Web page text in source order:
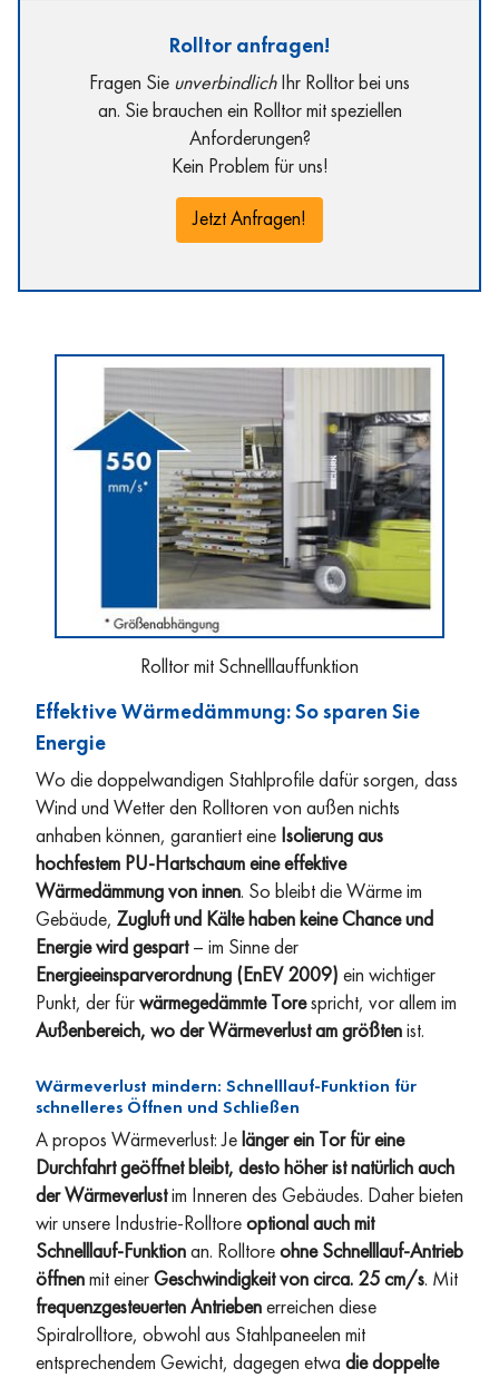
Rolltor anfragen!
Fragen Sie unverbindlichIhr Rolltor bei uns
an. Sie brauchen ein Rolltor mit speziellen
Anforderungen?
Kein Problem für uns!
Jetzt Anfragen!
Rolltor mit Schnelllauffunktion
Effektive Wärmedämmung: So sparen Sie
Energie
Wo die doppelwandigen Stahlprofile dafür sorgen, dass
Wind und Wetter den Rolltoren von außen nichts
anhaben können, garantiert eine Isolierung aus
hochfestem PU-Hartschaum eine effektive
Wärmedämmung von innen. So bleibt die Wärme im
Gebäude, Zugluft und Kälte haben keine Chance und
Energie wird gespart– im Sinne der
Energieeinsparverordnung (EnEV 2009) ein wichtiger
Punkt, der für wärmegedämmte Torespricht, vor allem im
Außenbereich, wo der Wärmeverlust am größtenist.
Wärmeverlust mindern: Schnelllauf-Funktion für
schnelleres Öffnen und Schließen
A propos Wärmeverlust: Je länger ein Tor für eine
Durchfahrt geöffnet bleibt, desto höher ist natürlich auch
der Wärmeverlustim Inneren des Gebäudes. Daher bieten
wir unsere Industrie-Rolltore optional auch mit
Schnelllauf-Funktionan. Rolltore ohne Schnelllauf-Antrieb
öffnenmit einer Geschwindigkeit von circa. 25 cm/s. Mit
frequenzgesteuerten Antriebenerreichen diese
Spiralrolltore, obwohl aus Stahlpaneelen mit
entsprechendem Gewicht, dagegen etwa die doppelte